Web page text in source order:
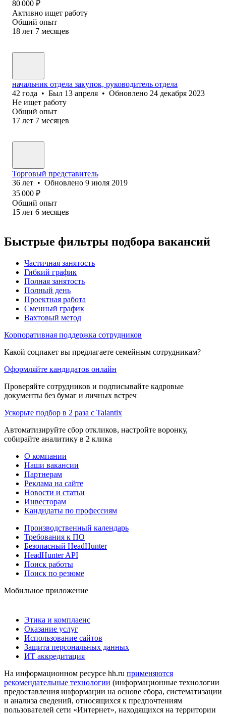
80 000 ₽
Активно ищет работу
Общий опыт
18 лет 7 месяцев
начальник отдела закупок, руководитель отдела
42 года • Был 13 апреля • Обновлено 24 декабря 2023
Не ищет работу
Общий опыт
17 лет 7 месяцев
Торговый представитель
36 лет • Обновлено 9 июля 2019
35 000 ₽
Общий опыт
15 лет 6 месяцев
Быстрые фильтры подбора вакансий
Частичная занятость
Гибкий график
Полная занятость
Полный день
Проектная работа
Сменный график
Вахтовый метод
Корпоративная поддержка сотрудников
Какой соцпакет вы предлагаете семейным сотрудникам?
Оформляйте кандидатов онлайн
Проверяйте сотрудников и подписывайте кадровые
документы без бумаг и личных встреч
Ускорьте подбор в 2 раза с Talantix
Автоматизируйте сбор откликов, настройте воронку,
собирайте аналитику в 2 клика
О компании
Наши вакансии
Партнерам
Реклама на сайте
Новости и статьи
Инвесторам
Кандидаты по профессиям
Производственный календарь
Требования к ПО
Безопасный HeadHunter
HeadHunter API
Поиск работы
Поиск по резюме
Мобильное приложение
Этика и комплаенс
Оказание услуг
Использование сайтов
Защита персональных данных
ИТ аккредитация
На информационном ресурсе hh.ru применяются
рекомендательные технологии (информационные технологии
предоставления информации на основе сбора, систематизации
и анализа сведений, относящихся к предпочтениям
пользователей сети «Интернет», находящихся на территории